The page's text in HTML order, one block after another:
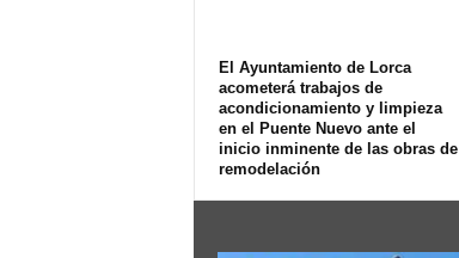
El Ayuntamiento de Lorca
acometerá trabajos de
acondicionamiento y limpieza
en el Puente Nuevo ante el
inicio inminente de las obras de
remodelación